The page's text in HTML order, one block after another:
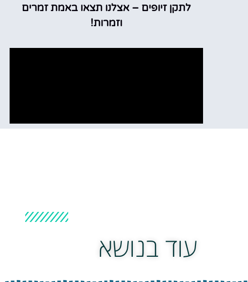
לתקן זיופים – אצלנו תצאו באמת זמרים
וזמרות!
עוד בנושא